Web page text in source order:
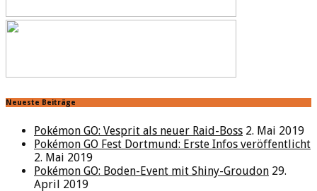
Neueste Beiträge
Pokémon GO: Vesprit als neuer Raid-Boss 2. Mai 2019
Pokémon GO Fest Dortmund: Erste Infos veröffentlicht
2. Mai 2019
Pokémon GO: Boden-Event mit Shiny-Groudon 29.
April 2019